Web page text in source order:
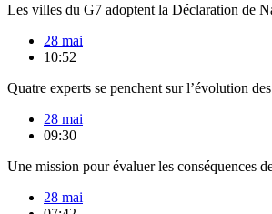
Les villes du G7 adoptent la Déclaration de
28 mai
10:52
Quatre experts se penchent sur l’évolution
28 mai
09:30
Une mission pour évaluer les conséquences
28 mai